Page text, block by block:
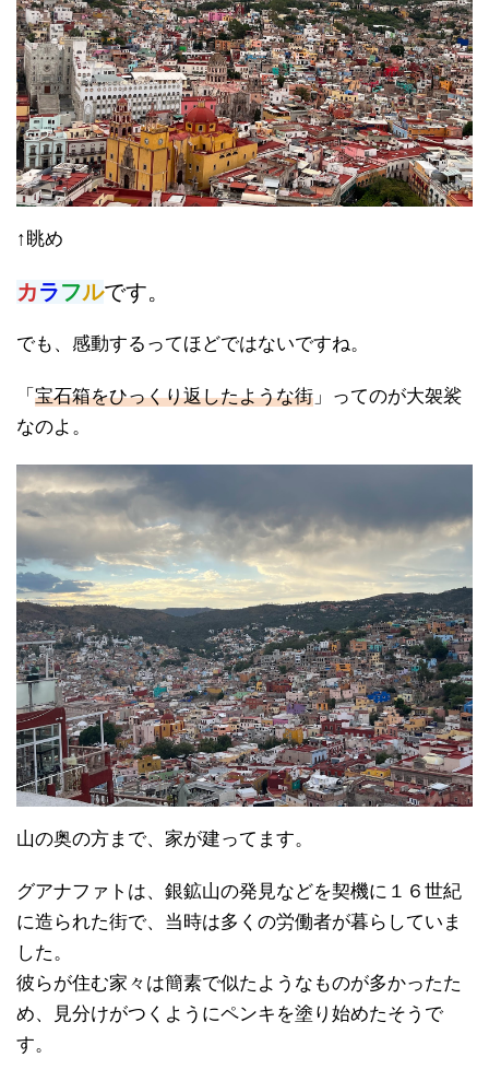
↑眺め
カラフルです。
でも、感動するってほどではないですね。
「 宝石箱をひっくり返したような街 」ってのが大袈裟
なのよ。
山の奥の方まで、家が建ってます。
グアナファトは、銀鉱山の発見などを契機に１６世紀
に造られた街で、当時は多くの労働者が暮らしていま
した。
彼らが住む家々は簡素で似たようなものが多かったた
め、見分けがつくようにペンキを塗り始めたそうで
す。